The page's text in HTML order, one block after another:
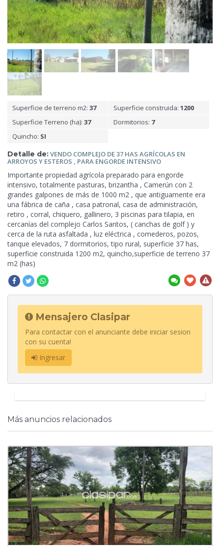
Superficie de terreno m2: 37 Superficie construida: 1200
Superficie Terreno (ha): 37 Dormitorios: 7
Quincho: SI
Detalle de:VENDO COMPLEJO DE 37 HAS AGRÍCOLAS EN
ARROYOS Y ESTEROS , PARA ENGORDE INTENSIVO
Importante propiedad agrícola preparado para engorde
intensivo, totalmente pasturas, brizantha , Camerún con 2
grandes galpones de más de 1000 m2 , que antiguamente era
una fábrica de caña , casa patronal, casa de administración,
retiro , corral, chiquero, gallinero, 3 piscinas para tilapia, en
cercanías del complejo Carlos Santos, ( canchas de golf ) y
cerca de la ruta asfaltada , luz eléctrica , comederos, pozos,
tanque elevados, 7 dormitorios,tipo rural, superficie 37 has,
superficie construida 1200 m2, quincho,superficie de terreno 37
m2 (has)
Mensajero Clasipar
Para contactar con el anunciante debe iniciar sesion
con su cuenta!
Ingresar
Más anuncios relacionados